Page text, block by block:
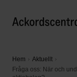
Hem
Aktuellt
Fråga oss: När och